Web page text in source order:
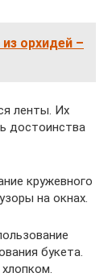
орхидей –
ленты. Их
достоинства
кружевного
на окнах.
букета.